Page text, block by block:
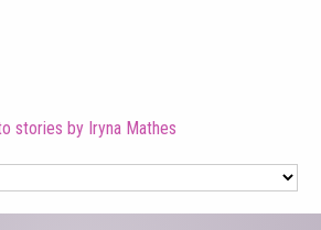
stories by Iryna Mathes